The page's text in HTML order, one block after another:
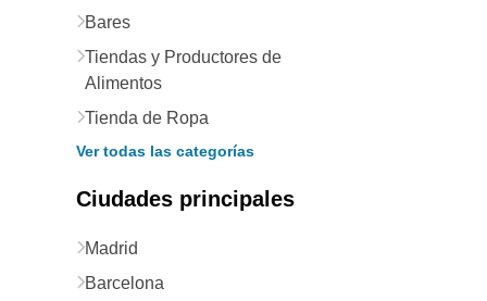
Bares
Tiendas y Productores de
Alimentos
Tienda de Ropa
Ver todas las categorías
Ciudades principales
Madrid
Barcelona